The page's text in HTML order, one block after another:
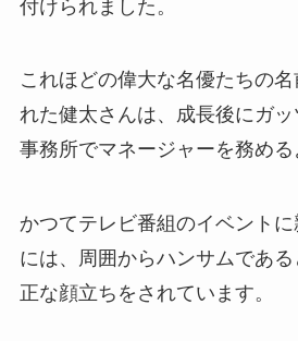
付けられました。
これほどの偉大な名優たちの
れた健太さんは、成長後にガ
事務所でマネージャーを務める
かつてテレビ番組のイベント
には、周囲からハンサムであ
正な顔立ちをされています。